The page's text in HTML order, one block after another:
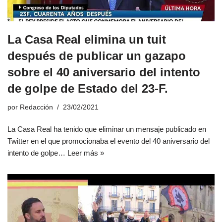
La Casa Real elimina un tuit
después de publicar un gazapo
sobre el 40 aniversario del intento
de golpe de Estado del 23-F.
por Redacción 23/02/2021
La Casa Real ha tenido que eliminar un mensaje publicado en
Twitter en el que promocionaba el evento del 40 aniversario del
intento de golpe… Leer más »